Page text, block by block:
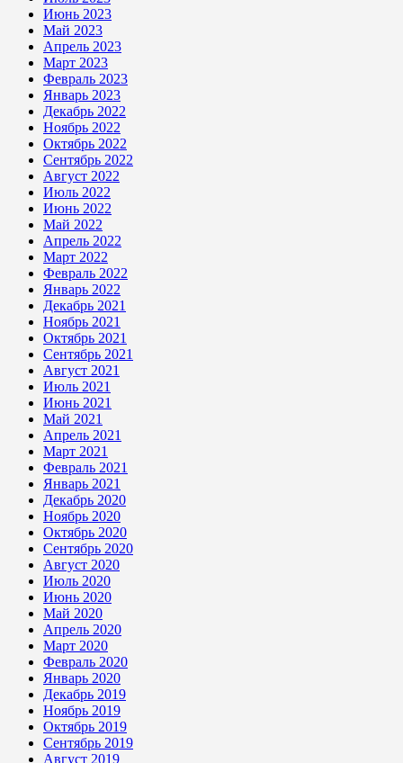
Июнь 2023
Май 2023
Апрель 2023
Март 2023
Февраль 2023
Январь 2023
Декабрь 2022
Ноябрь 2022
Октябрь 2022
Сентябрь 2022
Август 2022
Июль 2022
Июнь 2022
Май 2022
Апрель 2022
Март 2022
Февраль 2022
Январь 2022
Декабрь 2021
Ноябрь 2021
Октябрь 2021
Сентябрь 2021
Август 2021
Июль 2021
Июнь 2021
Май 2021
Апрель 2021
Март 2021
Февраль 2021
Январь 2021
Декабрь 2020
Ноябрь 2020
Октябрь 2020
Сентябрь 2020
Август 2020
Июль 2020
Июнь 2020
Май 2020
Апрель 2020
Март 2020
Февраль 2020
Январь 2020
Декабрь 2019
Ноябрь 2019
Октябрь 2019
Сентябрь 2019
Август 2019